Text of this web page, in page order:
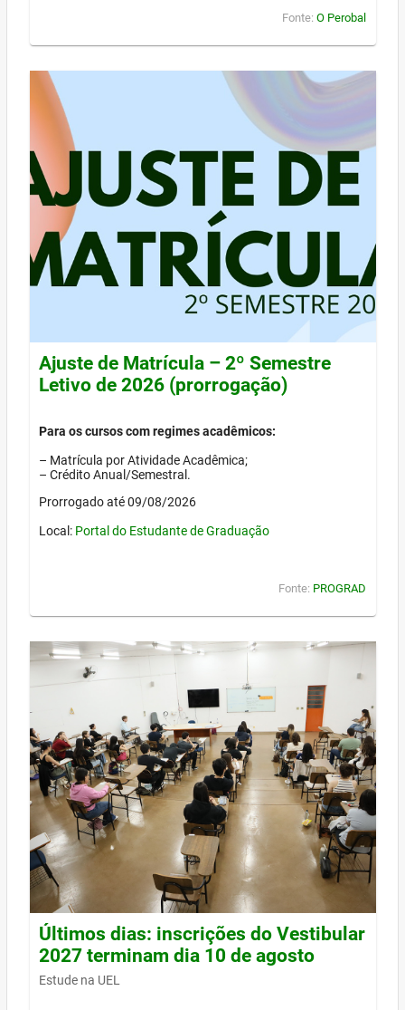
Fonte: O Perobal
Ajuste de Matrícula – 2º Semestre
Letivo de 2026 (prorrogação)
Para os cursos com regimes acadêmicos:
– Matrícula por Atividade Acadêmica;
– Crédito Anual/Semestral.
Prorrogado até 09/08/2026
Local: Portal do Estudante de Graduação
Fonte: PROGRAD
Últimos dias: inscrições do Vestibular
2027 terminam dia 10 de agosto
Estude na UEL